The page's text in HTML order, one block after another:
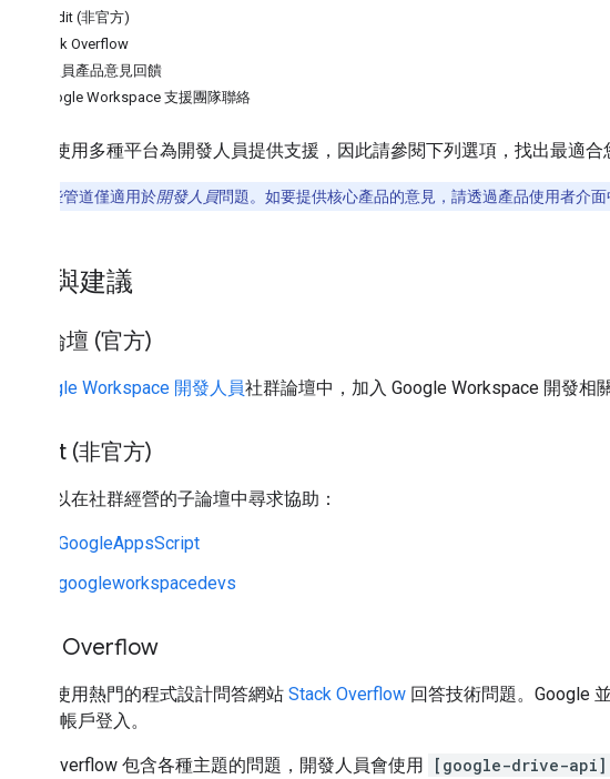
Reddit (非官方)
Stack Overflow
開發人員產品意見回饋
與 Google Workspace 支援團隊聯絡
我們會使用多種平台為開發人員提供支援，因此請參閱下列選項，找出最適合
這些管道僅適用於開發人員問題。如要提供核心產品的意見，請透過產品使用者介面
問題與建議
社群論壇 (官方)
Google Workspace 開發人員社群論壇中，加入 Google Workspace 開發相
Reddit (非官方)
你也可以在社群經營的子論壇中尋求協助：
r/GoogleAppsScript
r/googleworkspacedevs
Stack Overflow
我們也使用熱門的程式設計問答網站 Stack Overflow 回答技術問題。Google
Google 帳戶登入。
Stack Overflow 包含各種主題的問題，開發人員會使用 [google-drive-api]